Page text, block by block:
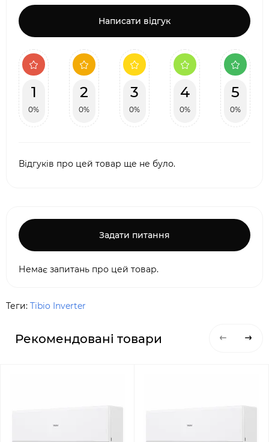
Написати відгук
1
0%
2
0%
3
0%
4
0%
5
0%
Відгуків про цей товар ще не було.
Задати питання
Немає запитань про цей товар.
Теги: Tibio Inverter
Рекомендовані товари